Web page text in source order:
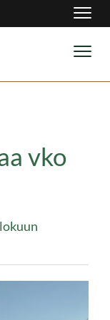
vko